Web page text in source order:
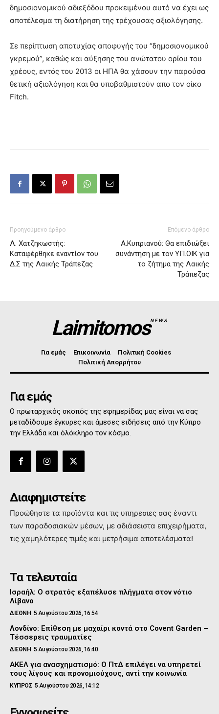
δημοσιονομικού αδιεξόδου προκειμένου αυτό να έχει ως
αποτέλεσμα τη διατήρηση της τρέχουσας αξιολόγησης.
Σε περίπτωση αποτυχίας αποφυγής του “δημοσιονομικού
γκρεμού”, καθώς και αύξησης του ανώτατου ορίου του
χρέους, εντός του 2013 οι ΗΠΑ θα χάσουν την παρούσα
θετική αξιολόγηση και θα υποβαθμιστούν απο τον οίκο
Fitch.
Προηγούμενο άρθρο
Λ. Χατζηκωστής:
Καταφέρθηκε εναντίον του
Δ.Σ της Λαικής Τράπεζας
Επόμενο άρθρο
Α.Κυπριανού: Θα επιδιώξει
συνάντηση με τον ΥΠ.ΟΙΚ για
το ζήτημα της Λαικής
Τράπεζας
LaimitomosNEWS
Για εμάς Επικοινωνία
Πολιτική Cookies
Πολιτική Απορρήτου
Για εμάς
Ο πρωταρχικός σκοπός της εφημερίδας μας είναι να σας
μεταδίδουμε έγκυρες και άμεσες ειδήσεις από την Κύπρο
την Ελλάδα και όλόκληρο τον κόσμο.
Διαφημιστείτε
Προώθηστε τα προϊόντα και τις υπηρεσιες σας έναντι
των παραδοσιακών μέσων, με αδιάσειστα επιχειρήματα,
τις χαμηλότερες τιμές και μετρήσιμα αποτελέσματα!
Τα τελευταία
Ισραήλ: Ο στρατός εξαπέλυσε πλήγματα στον νότιο
Λίβανο
ΔΙΕΘΝΗ 5 Αυγούστου 2026, 16:54
Λονδίνο: Επίθεση με μαχαίρι κοντά στο Covent Garden –
Τέσσερεις τραυματίες
ΔΙΕΘΝΗ 5 Αυγούστου 2026, 16:40
ΑΚΕΛ για ανασχηματισμό: Ο ΠτΔ επιλέγει να υπηρετεί
τους λίγους και προνομιούχους, αντί την κοινωνία
ΚΥΠΡΟΣ 5 Αυγούστου 2026, 14:12